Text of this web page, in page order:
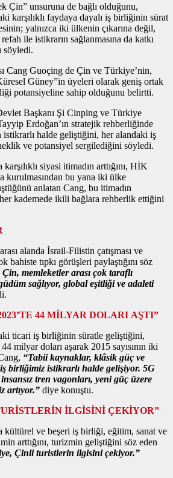
Çin” unsuruna de bağlı olduğunu,
karşılıklı faydaya dayalı iş birliğinin sürat
yalnızca iki ülkenin çıkarına değil,
ile istikrarın sağlanmasına da katkı
söyledi.
Cang Guoçing de Çin ve Türkiye’nin,
Güney”in üyeleri olarak geniş ortak
potansiyeline sahip olduğunu belirtti.
Başkanı Şi Cinping ve Türkiye
Erdoğan’ın stratejik rehberliğinde
istikrarlı halde geliştiğini, her alandaki iş
ve potansiyel sergilediğini söyledi.
siyasi itimadın arttığını, HİK
kurulmasından bu yana iki ülke
anlatan Cang, bu itimadın
kademede ikili bağlara rehberlik ettiğini
alanda İsrail-Filistin çatışması ve
tıpkı görüşleri paylaştığını söz
memleketler arası çok taraflı
sağlıyor, global eşitliği ve adaleti
44 MİLYAR DOLARI AŞTI”
ticari iş birliğinin süratle geliştiğini,
milyar doları aşarak 2015 sayısının iki
“Tabii kaynaklar, klâsik güç ve
birliğimiz istikrarlı halde gelişiyor. 5G
tren vagonları, yeni güç üzere
artıyor.” diye konuştu.
İLGİSİNİ ÇEKİYOR”
kültürel ve beşeri iş birliği, eğitim, sanat ve
arttığını, turizmin geliştiğini söz eden
Çinli turistlerin ilgisini çekiyor.”